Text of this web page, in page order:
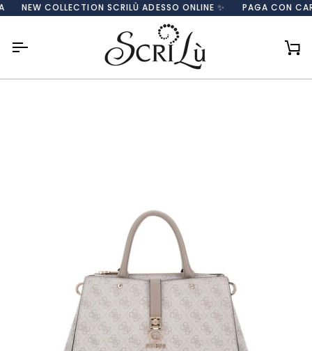
Salta
al
COLLECTION SCRILÙ ADESSO ONLINE ✨ PAGA CON CARTA,